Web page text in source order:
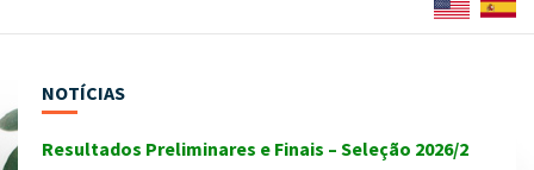
NOTÍCIAS
Resultados Preliminares e Finais – Seleção 2026/2